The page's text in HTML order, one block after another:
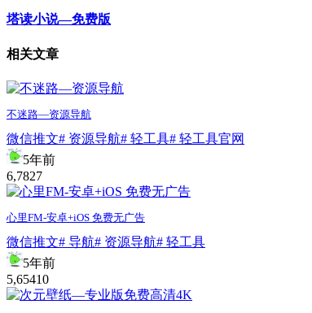
塔读小说—免费版
相关文章
不迷路—资源导航
微信推文# 资源导航# 轻工具# 轻工具官网
5年前
6,7827
心里FM-安卓+iOS 免费无广告
微信推文# 导航# 资源导航# 轻工具
5年前
5,65410